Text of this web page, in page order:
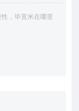
，毕竟米在哪里